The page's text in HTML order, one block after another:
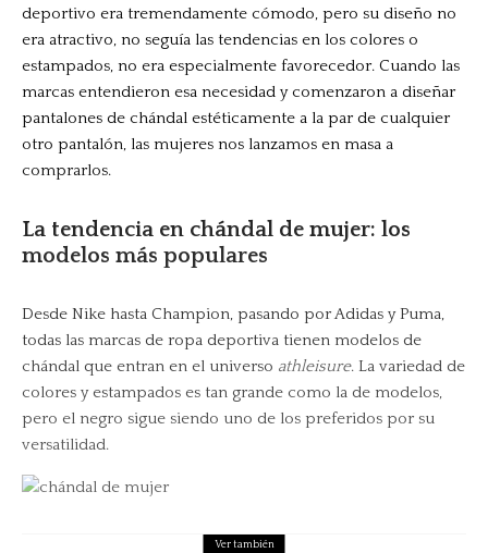
deportivo era tremendamente cómodo, pero su diseño no
era atractivo, no seguía las tendencias en los colores o
estampados, no era especialmente favorecedor. Cuando las
marcas entendieron esa necesidad y comenzaron a diseñar
pantalones de chándal estéticamente a la par de cualquier
otro pantalón, las mujeres nos lanzamos en masa a
comprarlos.
La tendencia en chándal de mujer: los
modelos más populares
Desde Nike hasta Champion, pasando por Adidas y Puma,
todas las marcas de ropa deportiva tienen modelos de
chándal que entran en el universo athleisure. La variedad de
colores y estampados es tan grande como la de modelos,
pero el negro sigue siendo uno de los preferidos por su
versatilidad.
Ver también